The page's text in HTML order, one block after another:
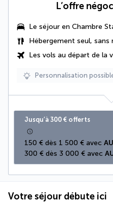
L’offre
Le séjour en Chambre
Hébergement seul, sans
Les vols au départ de la
Personnalisation
Jusqu’à 300 € offerts
150 € dès 1 500 € avec
300 € dès 3 000 € avec
Votre séjour débute ici